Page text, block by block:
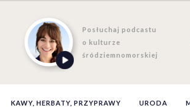
Posłuchaj podcastu
o kulturze
śródziemnomorskiej
KAWY, HERBATY, PRZYPRAWY URODA